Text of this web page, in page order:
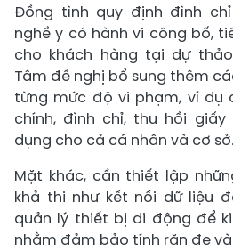
Đồng tình quy định đình
nghề y có hành vi công bố,
cho khách hàng tại dự
Tâm đề nghị bổ sung thêm
từng mức độ vi phạm, ví dụ
chính, đình chỉ, thu hồi
dụng cho cả cá nhân và cơ sở.
Mặt khác, cần thiết lập
khả thi như kết nối dữ liệu
quản lý thiết bị di động để
nhằm đảm bảo tính răn đe